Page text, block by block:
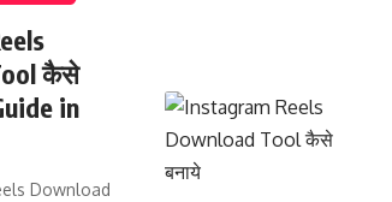
कैसे
in
Download